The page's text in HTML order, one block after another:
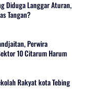
Diduga Langgar Aturan,
Tangan?
Perwira
10 Citarum Harum
Rakyat kota Tebing